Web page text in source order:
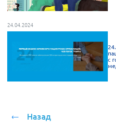
Кировская область
Краснодарский край
Липецкая область
Ленинградская область
г. Москва
Мурманская область
24.04.2024
с
Назад